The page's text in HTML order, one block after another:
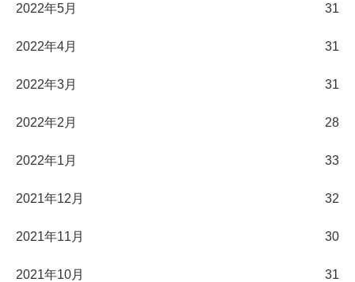
2022年5月 31
2022年4月 31
2022年3月 31
2022年2月 28
2022年1月 33
2021年12月 32
2021年11月 30
2021年10月 31